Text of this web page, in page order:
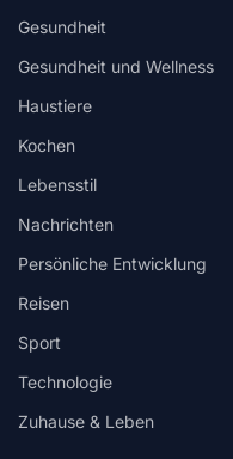
Gesundheit
Gesundheit und Wellness
Haustiere
Kochen
Lebensstil
Nachrichten
Persönliche Entwicklung
Reisen
Sport
Technologie
Zuhause & Leben